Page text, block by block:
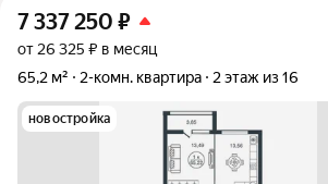
7 337 250 ₽
от 26 325 ₽ в месяц
65,2 м²
2-комн. квартира 2 этаж из 16
новостройка